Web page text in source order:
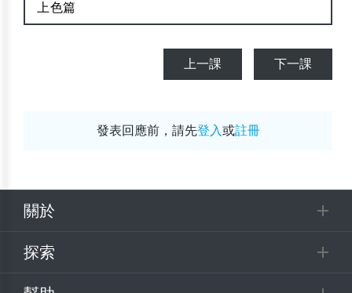
上色篇
上一課 下一課
發表回應前，請先登入或註冊
關於
探索